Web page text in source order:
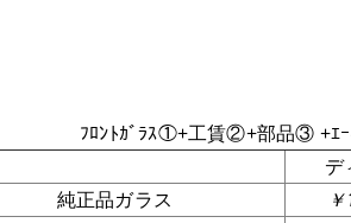
ﾌﾛﾝﾄｶﾞﾗｽ①+工賃②+部品③ +ｴ
デ
純正品ガラス